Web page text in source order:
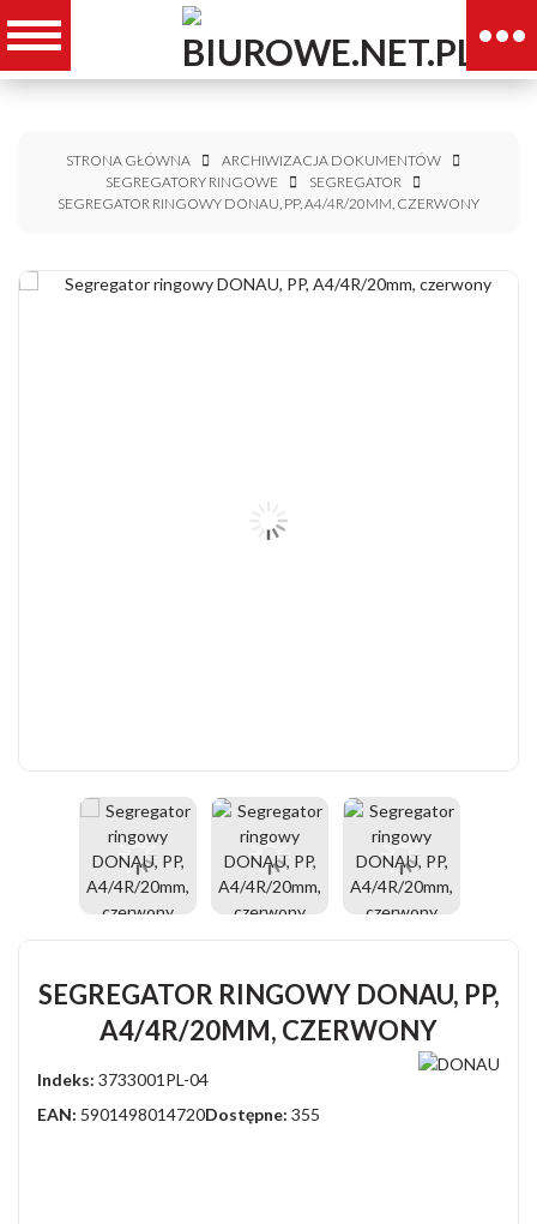
STRONA GŁÓWNA
ARCHIWIZACJA DOKUMENTÓW
SEGREGATORY RINGOWE
SEGREGATOR
SEGREGATOR RINGOWY DONAU, PP, A4/4R/20MM, CZERWONY
SEGREGATOR RINGOWY DONAU, PP,
A4/4R/20MM, CZERWONY
Indeks: 3733001PL-04
EAN: 5901498014720Dostępne: 355